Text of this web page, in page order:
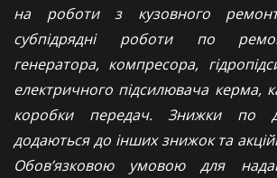
на роботи з кузовного
субпідрядні роботи по
генератора, компресора,
електричного підсилювача керма,
коробки передач. Знижки по
додаються до інших знижок та
Обов’язковою умовою для